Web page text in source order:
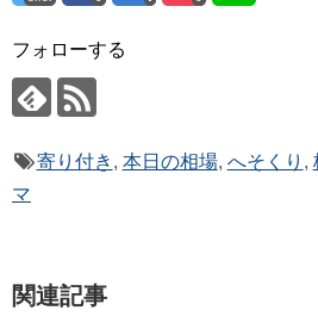
フォローする
寄り付き , 本日の相場, へそくり ,
マ
関連記事